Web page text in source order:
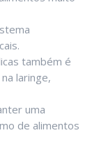
também é
laringe,
uma
de alimentos